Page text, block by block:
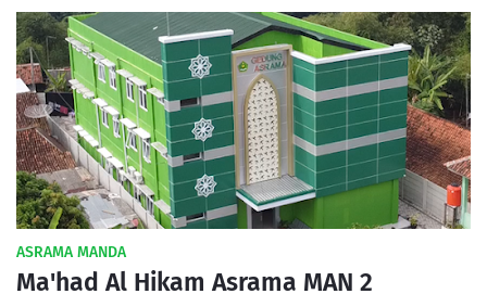
ASRAMA MANDA
Ma'had Al Hikam Asrama MAN 2